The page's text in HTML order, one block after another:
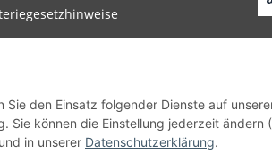
Sie den Einsatz folgender Dienste auf
Sie können die Einstellung jederzeit
und in unserer Datenschutzerklärung.